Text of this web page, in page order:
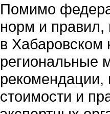
Помимо
норм и правил,
в Хабаровском
региональные
рекомендации,
стоимости и